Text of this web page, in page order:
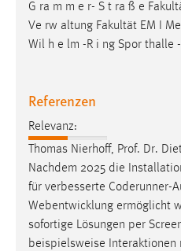
G ra m m e r- S t ra ß e
Ve rw altung Fakultät EM I
Wil h e lm -R i ng Spor thalle
Referenzen
Relevanz:
Thomas Nierhoff, Prof. Dr.
Nachdem 2025 die
für verbesserte Coderunner-
Webentwicklung ermöglicht
sofortige Lösungen per
beispielsweise Interaktionen
Cookie Laufzeit:
30 Tage
Name:
MibewSessionID,
chat-frame-style-
Zweck:
Wird benötigt um die
Cookie Laufzeit:
MibewSessionID, mibew-